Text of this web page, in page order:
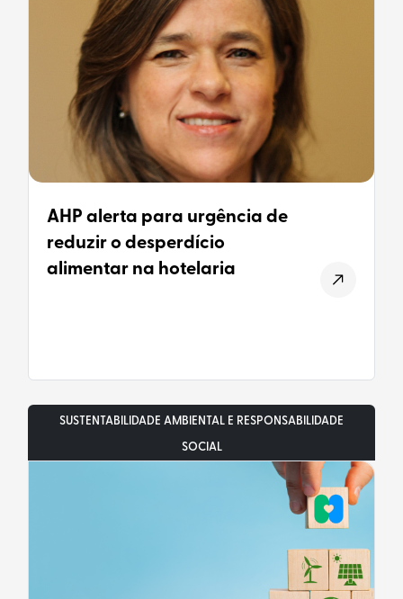
AHP alerta para urgência de
reduzir o desperdício
alimentar na hotelaria
SUSTENTABILIDADE AMBIENTAL E RESPONSABILIDADE
SOCIAL